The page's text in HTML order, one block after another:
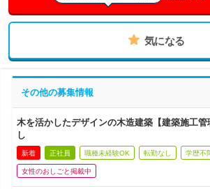
気になる
その他の募集情報
木を活かしたデザインの木造建築【建築施工
し
新着 正社員 職種未経験OK 転勤なし 学歴不
女性のおしごと掲載中